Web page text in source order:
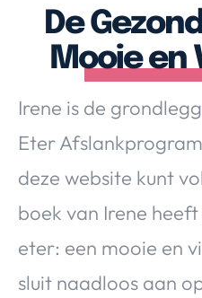
Over
De
Food & Drinks Health &
De
Mooie en
Irene is de
Eter
deze website kunt
boek van Irene
eter: een mooie en
sluit naadloos aan